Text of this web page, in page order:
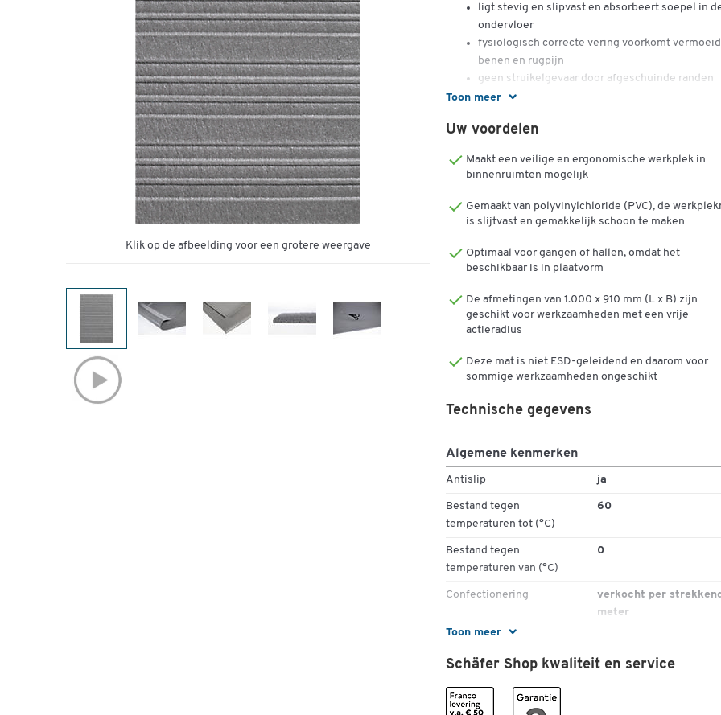
Klik op de afbeelding voor een grotere weergave
Toon meer
ligt stevig en slipvast en absorbeert soepel in
ondervloer
fysiologisch correcte vering voorkomt
benen en rugpijn
geen struikelgevaar door afgeschuinde randen
de werkplekvloer isoleert tegen koude vloeren,
het dichte oppervlak kan gemakkelijk worden
deze vloerbedekking is antislip, gemakkelijk in
vorm te snijden en gemakkelijk te vervoeren
dankzij het lage gewicht (ca. 3,4 kg per m²)
Dikte van de vloerbedekking: 9 mm
Verkrijgbaar vanaf 1 m lengte
Uw voordelen
Maakt een veilige en ergonomische werkplek in
binnenruimten mogelijk
Gemaakt van polyvinylchloride (PVC), de
is slijtvast en gemakkelijk schoon te maken
Optimaal voor gangen of hallen, omdat het
beschikbaar is in plaatvorm
De afmetingen van 1.000 x 910 mm (L x B) zijn
geschikt voor werkzaamheden met een vrije
actieradius
Deze mat is niet ESD-geleidend en daarom voor
sommige werkzaamheden ongeschikt
Toon meer
Technische gegevens
Algemene kenmerken
Antislip ja
Bestand tegen
temperaturen tot (°C)
60
Bestand tegen
temperaturen van (°C)
0
Confectionering
verkocht per
meter
Dikte (mm)
Esd (geleidend) nee
Gewicht (kg)
Schäfer Shop kwaliteit en service